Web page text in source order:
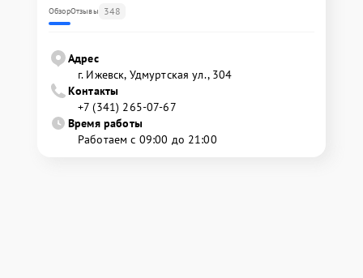
ОбзорОтзывы 348
Адрес
г. Ижевск, Удмуртская ул., 304
Контакты
+7 (341) 265-07-67
Время работы
Работаем с 09:00 до 21:00